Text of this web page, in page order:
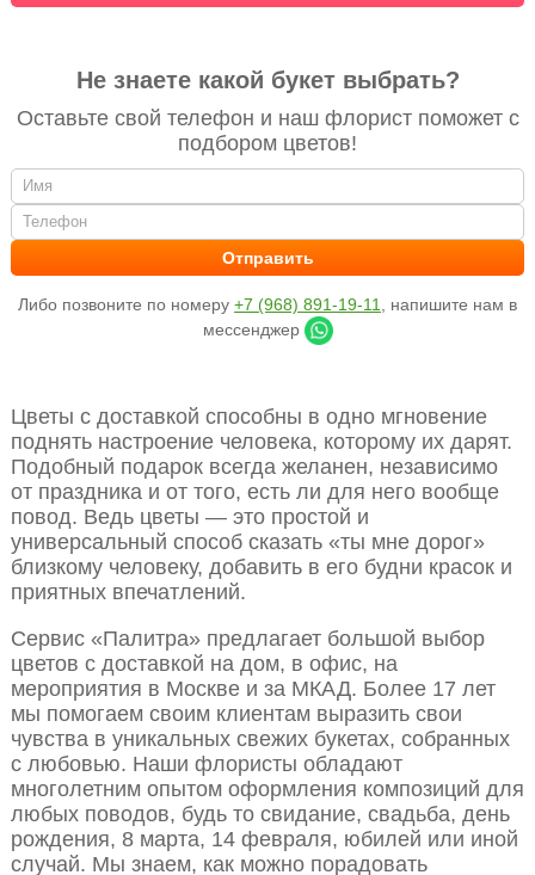
Не знаете какой букет выбрать?
Оставьте свой телефон и наш флорист поможет с
подбором цветов!
Либо позвоните по номеру +7 (968) 891-19-11
, напишите нам в
мессенджер
Цветы с доставкой способны в одно мгновение
поднять настроение человека, которому их дарят.
Подобный подарок всегда желанен, независимо
от праздника и от того, есть ли для него вообще
повод. Ведь цветы — это простой и
универсальный способ сказать «ты мне дорог»
близкому человеку, добавить в его будни красок и
приятных впечатлений.
Сервис «Палитра» предлагает большой выбор
цветов с доставкой на дом, в офис, на
мероприятия в Москве и за МКАД. Более 17 лет
мы помогаем своим клиентам выразить свои
чувства в уникальных свежих букетах, собранных
с любовью. Наши флористы обладают
многолетним опытом оформления композиций для
любых поводов, будь то свидание, свадьба, день
рождения, 8 марта, 14 февраля, юбилей или иной
случай. Мы знаем, как можно порадовать